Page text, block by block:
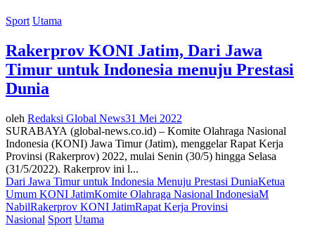
Sport Utama
Rakerprov KONI Jatim, Dari Jawa
Timur untuk Indonesia menuju Prestasi
Dunia
oleh Redaksi Global News31 Mei 2022
SURABAYA (global-news.co.id) – Komite Olahraga Nasional
Indonesia (KONI) Jawa Timur (Jatim), menggelar Rapat Kerja
Provinsi (Rakerprov) 2022, mulai Senin (30/5) hingga Selasa
(31/5/2022). Rakerprov ini l...
Dari Jawa Timur untuk Indonesia Menuju Prestasi DuniaKetua
Umum KONI JatimKomite Olahraga Nasional IndonesiaM
NabilRakerprov KONI JatimRapat Kerja Provinsi
Nasional Sport Utama